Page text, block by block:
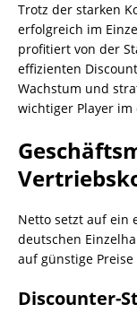
Trotz der starken
erfolgreich im
profitiert von der
effizienten
Wachstum und
wichtiger Player
Netto setzt auf ein
deutschen
auf günstige
Discounter-